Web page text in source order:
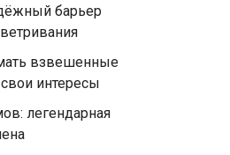
барьер
взвешенные
интересы
легендарная